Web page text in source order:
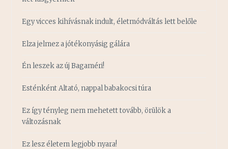
Egy vicces kihívásnak indult, életmódváltás lett belőle
Elza jelmez a jótékonyásig gálára
Én leszek az új Bagaméri!
Esténként Altató, nappal babakocsi túra
Ez így tényleg nem mehetett tovább, örülök a
változásnak
Ez lesz életem legjobb nyara!